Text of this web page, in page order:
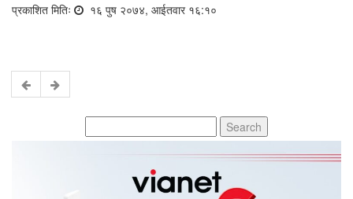
प्रकाशित मितिः १६ पुष २०७४, आईतवार १६:१०
for: